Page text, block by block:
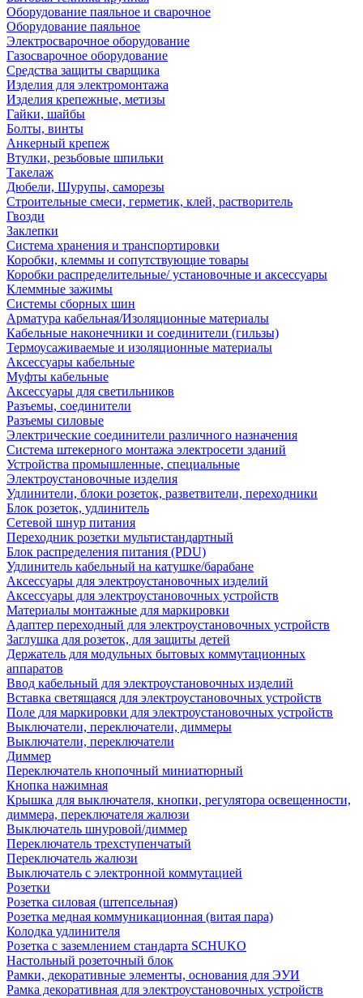
Оборудование паяльное и сварочное
Оборудование паяльное
Электросварочное оборудование
Газосварочное оборудование
Средства защиты сварщика
Изделия для электромонтажа
Изделия крепежные, метизы
Гайки, шайбы
Болты, винты
Анкерный крепеж
Втулки, резьбовые шпильки
Такелаж
Дюбели, Шурупы, саморезы
Строительные смеси, герметик, клей, растворитель
Гвозди
Заклепки
Система хранения и транспортировки
Коробки, клеммы и сопутствующие товары
Коробки распределительные/ установочные и аксессуары
Клеммные зажимы
Системы сборных шин
Арматура кабельная/Изоляционные материалы
Кабельные наконечники и соединители (гильзы)
Термоусаживаемые и изоляционные материалы
Аксессуары кабельные
Муфты кабельные
Аксессуары для светильников
Разъемы, соединители
Разъемы силовые
Электрические соединители различного назначения
Система штекерного монтажа электросети зданий
Устройства промышленные, специальные
Электроустановочные изделия
Удлинители, блоки розеток, разветвители, переходники
Блок розеток, удлинитель
Сетевой шнур питания
Переходник розетки мультистандартный
Блок распределения питания (PDU)
Удлинитель кабельный на катушке/барабане
Аксессуары для электроустановочных изделий
Аксессуары для электроустановочных устройств
Материалы монтажные для маркировки
Адаптер переходный для электроустановочных устройств
Заглушка для розеток, для защиты детей
Держатель для модульных бытовых коммутационных
аппаратов
Ввод кабельный для электроустановочных изделий
Вставка светящаяся для электроустановочных устройств
Поле для маркировки для электроустановочных устройств
Выключатели, переключатели, диммеры
Выключатели, переключатели
Диммер
Переключатель кнопочный миниатюрный
Кнопка нажимная
Крышка для выключателя, кнопки, регулятора освещенности,
диммера, переключателя жалюзи
Выключатель шнуровой/диммер
Переключатель трехступенчатый
Переключатель жалюзи
Выключатель с электронной коммутацией
Розетки
Розетка силовая (штепсельная)
Розетка медная коммуникационная (витая пара)
Колодка удлинителя
Розетка с заземлением стандарта SCHUKO
Настольный розеточный блок
Рамки, декоративные элементы, основания для ЭУИ
Рамка декоративная для электроустановочных устройств